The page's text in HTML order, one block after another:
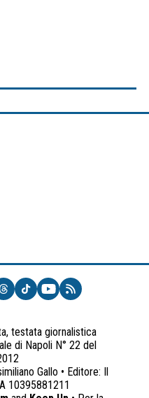
testata giornalistica
di Napoli N° 22 del
Gallo • Editore: Il
10395881211